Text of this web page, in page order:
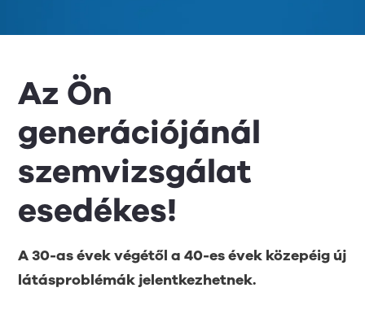
Az Ön
generációjánál
szemvizsgálat
esedékes!
A 30-as évek végétől a 40-es évek közepéig új
látásproblémák jelentkezhetnek.